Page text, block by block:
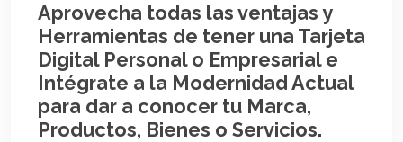
Aprovecha todas las ventajas y
Herramientas de tener una Tarjeta
Digital Personal o Empresarial e
Intégrate a la Modernidad Actual
para dar a conocer tu Marca,
Productos, Bienes o Servicios.